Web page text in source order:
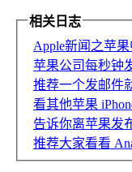
相关日志
Apple新闻之苹
苹果公司每秒钟
推荐一个发邮件
看其他苹果
告诉你离苹果发
推荐大家看看